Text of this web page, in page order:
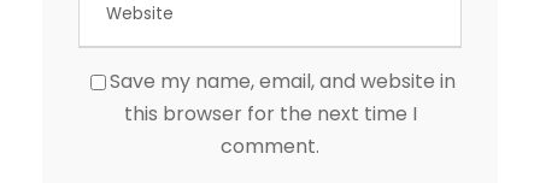
Save my name, email, and website in
this browser for the next time I
comment.